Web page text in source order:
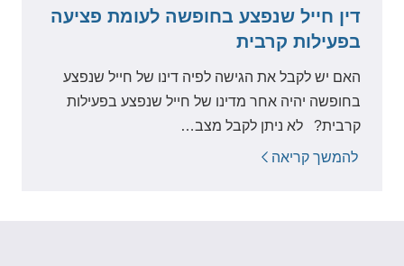
דין חייל שנפצע בחופשה לעומת פציעה
בפעילות קרבית
האם יש לקבל את הגישה לפיה דינו של חייל שנפצע
בחופשה יהיה אחר מדינו של חייל שנפצע בפעילות
קרבית? לא ניתן לקבל מצב…
להמשך קריאה